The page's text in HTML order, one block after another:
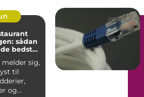
sådan
bedste
i
melder sig,
til
og